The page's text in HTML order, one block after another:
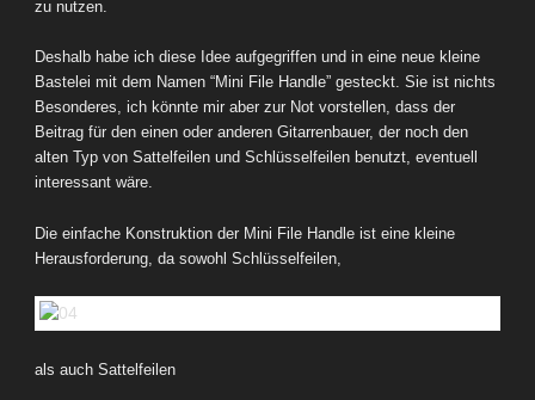
zu nutzen.
Deshalb habe ich diese Idee aufgegriffen und in eine neue kleine
Bastelei mit dem Namen “Mini File Handle” gesteckt. Sie ist nichts
Besonderes, ich könnte mir aber zur Not vorstellen, dass der
Beitrag für den einen oder anderen Gitarrenbauer, der noch den
alten Typ von Sattelfeilen und Schlüsselfeilen benutzt, eventuell
interessant wäre.
Die einfache Konstruktion der Mini File Handle ist eine kleine
Herausforderung, da sowohl Schlüsselfeilen,
als auch Sattelfeilen